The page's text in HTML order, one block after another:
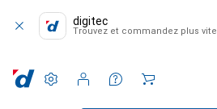
digitec
Trouvez et commandez plus vite
Paramètres
Compte client
Listes de comparaison
Listes d'envies
Panier